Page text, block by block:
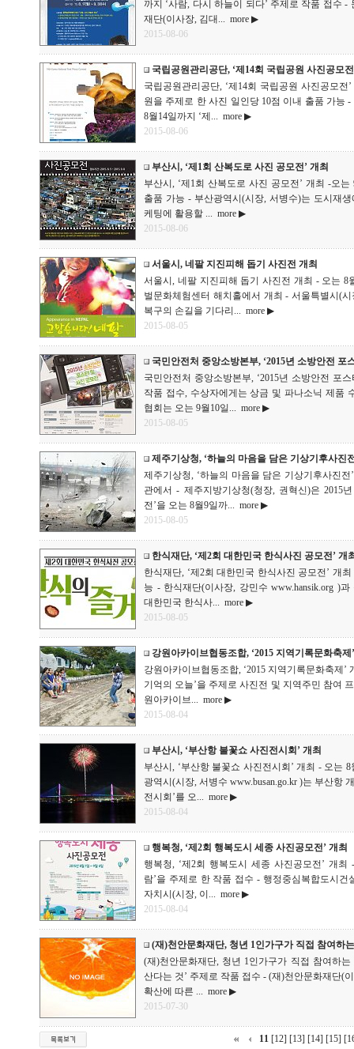
까지 ‘사람, 다시 하늘이 되다’ 주제로 작품 접수
재단(이사장, 김대... more ▶
2015-08-06
국립공원관리공단, ‘제14회 국립공원 사진공모
국립공원관리공단, ‘제14회 국립공원 사진공모
원을 주제로 한 사진 일인당 10점 이내 출품 가능
8월14일까지 ‘제... more ▶
2015-08-06
부산시, ‘제1회 산복도로 사진 공모전’ 개최
부산시, ‘제1회 산복도로 사진 공모전’ 개최 -오
출품 가능 - 부산광역시(시장, 서병수)는 도시재
케팅에 활용할 ... more ▶
2015-08-06
서울시, 네팔 지진피해 돕기 사진전 개최
서울시, 네팔 지진피해 돕기 사진전 개최 - 오는
벌문화체험센터 해치홀에서 개최 - 서울특별시(
복구의 손길을 기다리... more ▶
2015-08-05
국민안전처 중앙소방본부, ‘2015년 소방안전
국민안전처 중앙소방본부, ‘2015년 소방안전 포
작품 접수, 수상자에게는 상금 및 파나소닉 제품
협회는 오는 9월10일... more ▶
2015-08-05
제주기상청, ‘하늘의 마음을 담은 기상기후사진
제주기상청, ‘하늘의 마음을 담은 기상기후사진
관에서 - 제주지방기상청(청장, 권혁신)은 2015
전’을 오는 8월9일까... more ▶
2015-08-05
한식재단, ‘제2회 대한민국 한식사진 공모전’ 개
한식재단, ‘제2회 대한민국 한식사진 공모전’ 개
능 - 한식재단(이사장, 강민수 www.hansik.org )
대한민국 한식사... more ▶
2015-08-05
강원아카이브협동조합, ‘2015 지역기록문화축제
강원아카이브협동조합, ‘2015 지역기록문화축제’
기억의 오늘’을 주제로 사진전 및 지역주민 참여
원아카이브... more ▶
2015-08-04
부산시, ‘부산항 불꽃쇼 사진전시회’ 개최
부산시, ‘부산항 불꽃쇼 사진전시회’ 개최 - 오는
광역시(시장, 서병수 www.busan.go.kr )는 부산항
전시회’를 오... more ▶
2015-08-04
행복청, ‘제2회 행복도시 세종 사진공모전’ 개최
행복청, ‘제2회 행복도시 세종 사진공모전’ 개
람’을 주제로 한 작품 접수 - 행정중심복합도시
자치시(시장, 이... more ▶
2015-08-04
(재)천안문화재단, 청년 1인가구가 직접 참여하
(재)천안문화재단, 청년 1인가구가 직접 참여하
산다는 것’ 주제로 작품 접수 - (재)천안문화재단(
확산에 따른 ... more ▶
2015-07-30
11 [12] [13] [14] [15]